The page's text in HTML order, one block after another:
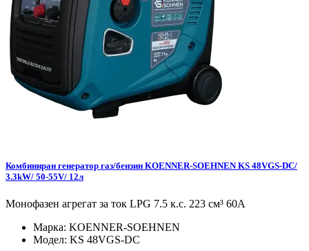
Комбиниран генератор газ/бензин KOENNER-SOEHNEN KS 48VGS-DC/
3.3kW/ 50-55V/ 12л
Монофазен агрегат за ток LPG 7.5 к.с. 223 см³ 60А
Марка: KOENNER-SOEHNEN
Модел: KS 48VGS-DC